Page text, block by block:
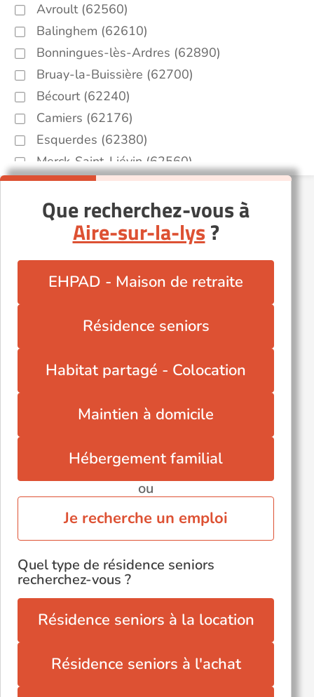
Avroult (62560)
Balinghem (62610)
Bonningues-lès-Ardres (62890)
Bruay-la-Buissière (62700)
Bécourt (62240)
Camiers (62176)
Esquerdes (62380)
Merck-Saint-Liévin (62560)
Nielles-lès-Bléquin (62380)
Radinghem (62310)
Recques-sur-Hem (62890)
Tournehem-sur-la-Hem (62890)
Wavrans-sur-l'Aa (62380)
Zoteux (62650)
Que recherchez-vous à
Aire-sur-la-lys?
EHPAD - Maison de retraite
Résidence seniors
Habitat partagé - Colocation
Maintien à domicile
Hébergement familial
ou
Je recherche un emploi
Quel type de résidence seniors
recherchez-vous ?
Résidence seniors à la location
Résidence seniors à l'achat